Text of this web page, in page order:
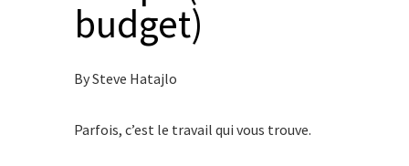
budget)
By Steve Hatajlo
Parfois, c’est le travail qui vous trouve.